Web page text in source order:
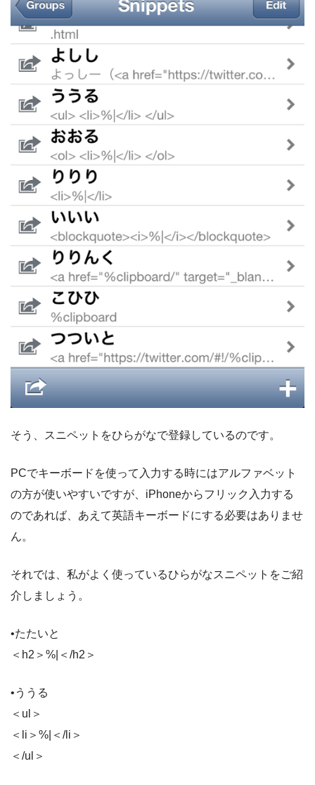
そう、スニペットをひらがなで登録しているのです。
PCでキーボードを使って入力する時にはアルファベット
の方が使いやすいですが、iPhoneからフリック入力する
のであれば、あえて英語キーボードにする必要はありませ
ん。
それでは、私がよく使っているひらがなスニペットをご紹
介しましょう。
•たたいと
＜h2＞%|＜/h2＞
•ううる
＜ul＞
＜li＞%|＜/li＞
＜/ul＞